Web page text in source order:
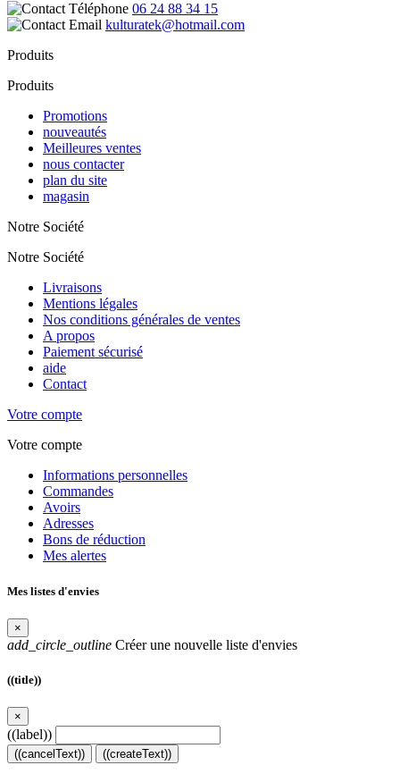
06 24 88 34 15
kulturatek@hotmail.com
Produits
Produits
Promotions
nouveautés
Meilleures ventes
nous contacter
plan du site
magasin
Notre Société
Notre Société
Livraisons
Mentions légales
Nos conditions générales de ventes
A propos
Paiement sécurisé
aide
Contact
Votre compte
Votre compte
Informations personnelles
Commandes
Avoirs
Adresses
Bons de réduction
Mes alertes
Mes listes d'envies
×
add_circle_outline Créer une nouvelle liste d'envies
((title))
×
((label))
((cancelText)) ((createText))